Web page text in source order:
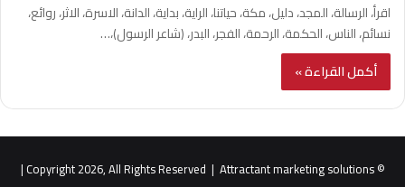
اقرأ، الرسالة، المجد، دليل، مكة، حياتنا، الراية، بداية، الدانة، الاسرة، الاثر، روائع،
نسائم، الناس، الحكمة، الرحمة، الفجر، البدر، (شاعر الرسول)،…
أكمل القراءة »
© Copyright 2026, All Rights Reserved |
Attractant marketing solutions
|